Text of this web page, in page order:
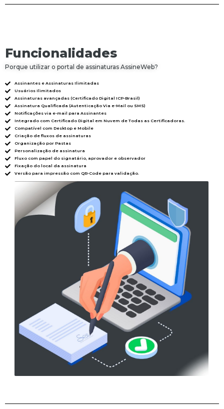
Funcionalidades
Porque utilizar o portal de assinaturas AssineWeb?
Assinantes e Assinaturas Ilimitadas
Usuários Ilimitados
Assinaturas avançadas (Certificado Digital ICP-Brasil)
Assinatura Qualificada (Autenticação Via e-Mail ou SMS)
Notificações via e-mail para Assinantes
Integrado com Certificado Digital em Nuvem de Todas as Certificadoras.
Compatível com Desktop e Mobile
Criação de fluxos de assinaturas
Organização por Pastas
Personalização de assinatura
Fluxo com papel do signatário, aprovador e observador
Fixação do local da assinatura
Versão para impressão com QR-Code para validação.